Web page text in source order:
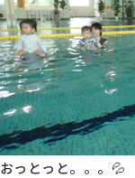
おっとっと。。。💦